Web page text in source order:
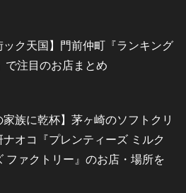
ック天国】門前仲町『ランキング
で注目のお店まとめ
家族に乾杯】茅ヶ崎のソフトクリ
ナオコ『プレンティーズ ミルク
ファクトリー』のお店・場所を